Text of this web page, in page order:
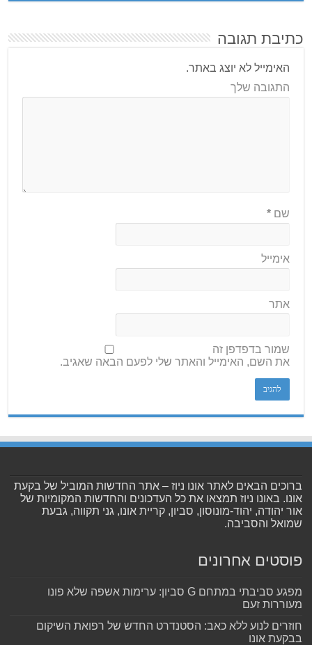
כתיבת תגובה
האימייל לא יוצג באתר.
התגובה שלך
שם*
אימייל
אתר
שמור בדפדפן זה
את השם, האימייל והאתר שלי לפעם הבאה שאגיב.
ברוכים הבאים לאתר אונו ניוז – אתר החדשות המוביל של בקעת
אונו. באונו ניוז תמצאו את כל העדכונים והחדשות המקומיות של
אור יהודה, יהוד-מונוסון, סביון, קריית אונו, גני תקווה, גבעת
שמואל והסביבה.
פוסטים אחרונים
מפגע סביבתי במתחם G סביון: ערימות אשפה שלא פונו
מעוררות זעם
חוזרים לנוע ללא כאב: הסטנדרט החדש של רפואת השיקום
בבקעת אונו